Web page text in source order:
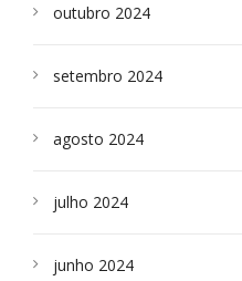
outubro 2024
setembro 2024
agosto 2024
julho 2024
junho 2024